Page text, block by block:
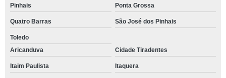
Pinhais Ponta Grossa
Quatro Barras São José dos Pinhais
Toledo
Aricanduva
Cidade Tiradentes
Itaim Paulista Itaquera